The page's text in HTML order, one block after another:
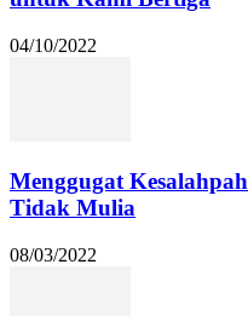
04/10/2022
Menggugat
Tidak Mulia
08/03/2022